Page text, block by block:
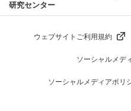
研究センター
ウェブサイトご利用規約
ソーシャルメデ
ソーシャルメディアポリ